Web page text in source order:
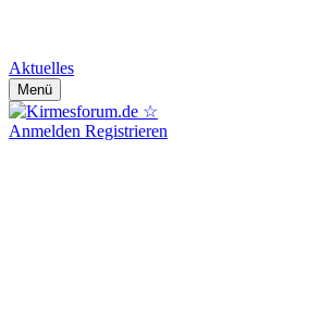
Aktuelles
Menü
Anmelden Registrieren